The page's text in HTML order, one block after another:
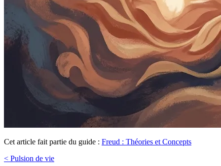
Cet article fait partie du guide : Freud : Théories et Concepts
< Pulsion de vie